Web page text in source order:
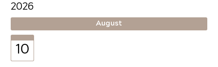
2026
August
10